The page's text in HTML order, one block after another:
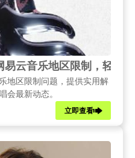
云音乐地区限制，轻松
地区限制问题，提供实用解
会最新动态。
立即查看